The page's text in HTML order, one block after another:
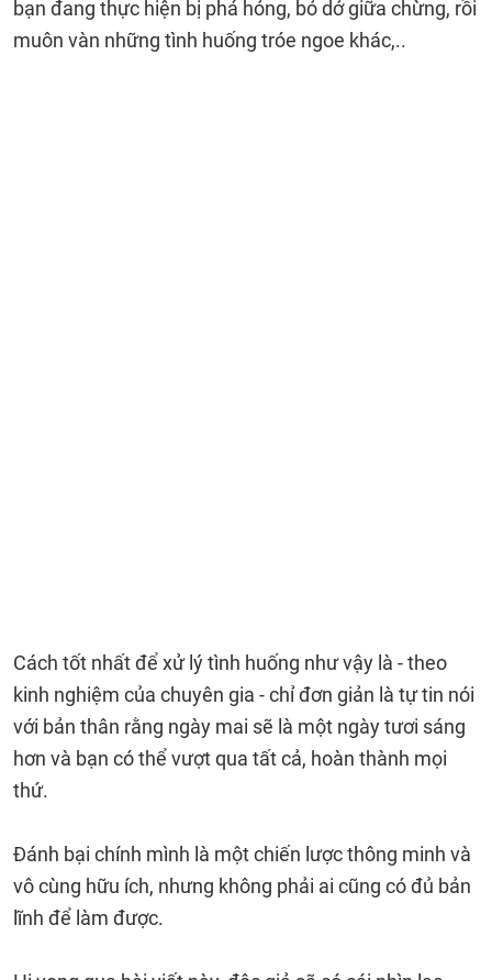
bạn đang thực hiện bị phá hỏng, bỏ dở giữa chừng, rồi
muôn vàn những tình huống tróe ngoe khác,..
Cách tốt nhất để xử lý tình huống như vậy là - theo
kinh nghiệm của chuyên gia - chỉ đơn giản là tự tin nói
với bản thân rằng ngày mai sẽ là một ngày tươi sáng
hơn và bạn có thể vượt qua tất cả, hoàn thành mọi
thứ.
Đánh bại chính mình là một chiến lược thông minh và
vô cùng hữu ích, nhưng không phải ai cũng có đủ bản
lĩnh để làm được.